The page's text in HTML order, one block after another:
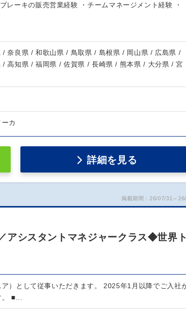
レーキの販売営業経験 ・チームマネージメント経験 ・
奈良県 / 和歌山県 / 鳥取県 / 島根県 / 岡山県 / 広島県 /
高知県 / 福岡県 / 佐賀県 / 長崎県 / 熊本県 / 大分県 / 宮
カ
詳細を見る
掲載期間：26/07/31～
アシスタントマネジャークラス◆世界
）として従事いただきます。 2025年1月以降でご入社
。 ■…